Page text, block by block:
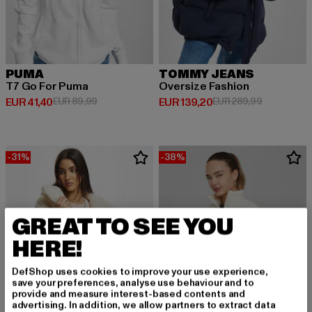
PUMA
T7 Go For Puma
EUR 41,40
Derzeitiger Preis: EUR 41,40
EUR 89,99Aktionspreis: EUR 89,99
TOMMY JEANS
Oversize Fashion
EUR 139,20
Derzeitiger Preis: EUR 139,20
EUR 289,99
-31% -38%
GREAT TO SEE YOU
HERE!
DefShop uses cookies to improve your use experience,
save your preferences, analyse use behaviour and to
provide and measure interest-based contents and
advertising. In addition, we allow partners to extract data